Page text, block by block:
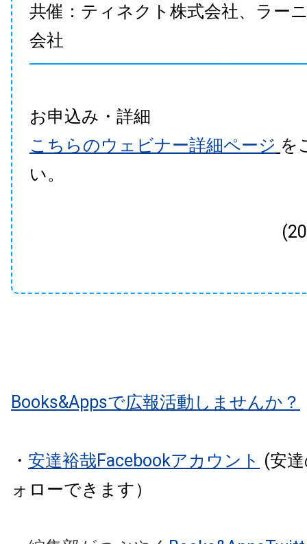
共催：ティネクト株式会社、ラー
会社
お申込み・詳細
こちらのウェビナー詳細ページ を
い。
Books&Appsで広報活動しませんか？
・ 安達裕哉Facebookアカウント (安
ォローできます）